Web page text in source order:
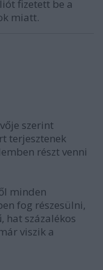
fizetett be a
miatt.
szerint
terjesztenek
részt venni
minden
fog részesülni,
hat százalékos
viszik a